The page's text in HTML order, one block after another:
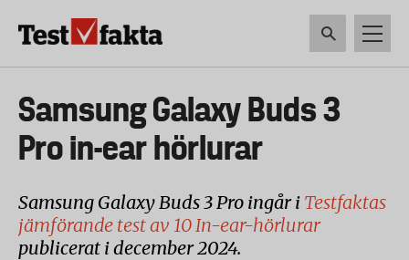
Huvudmeny
ny
Samsung Galaxy Buds 3
Pro in-ear hörlurar
Samsung Galaxy Buds 3 Pro ingår i Testfaktas
jämförande test av 10 In-ear-hörlurar
publicerat i december 2024.